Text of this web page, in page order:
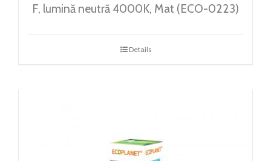
F, lumină neutră 4000K, Mat (ECO-0223)
Details